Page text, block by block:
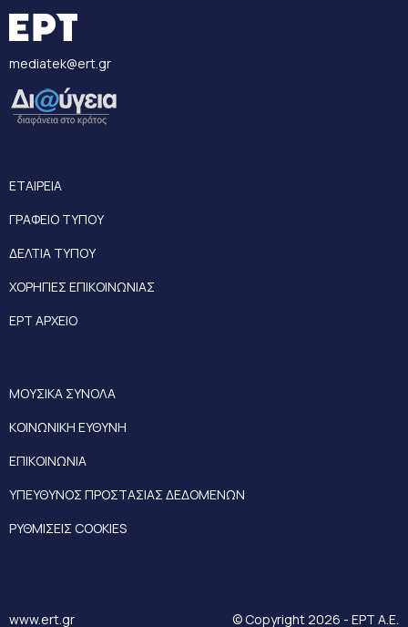
mediatek@ert.gr
ΕΤΑΙΡΕΙΑ
ΓΡΑΦΕΙΟ ΤΥΠΟΥ
ΔΕΛΤΙΑ ΤΥΠΟΥ
ΧΟΡΗΓΙΕΣ ΕΠΙΚΟΙΝΩΝΙΑΣ
ΕΡΤ ΑΡΧΕΙΟ
ΜΟΥΣΙΚΑ ΣΥΝΟΛΑ
ΚΟΙΝΩΝΙΚΗ ΕΥΘΥΝΗ
ΕΠΙΚΟΙΝΩΝΙΑ
ΥΠΕΥΘΥΝΟΣ ΠΡΟΣΤΑΣΙΑΣ ΔΕΔΟΜΕΝΩΝ
ΡΥΘΜΙΣΕΙΣ COOKIES
www.ert.gr © Copyright 2026 - ΕΡΤ Α.Ε.